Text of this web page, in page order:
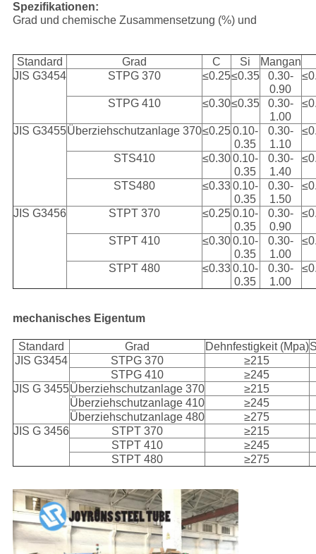
Spezifikationen:
Grad und chemische Zusammensetzung (%) und
Standard Grad C Si Mangan
JIS G3454
STPG 370 ≤0.25≤0.35
0.30-
0.90
STPG 410 ≤0.30≤0.35
0.30-
1.00
JIS G3455Überziehschutzanlage 370≤0.250.10-
0.35
0.30-
1.10
STS410 ≤0.300.10-
0.35
0.30-
1.40
STS480 ≤0.330.10-
0.35
0.30-
1.50
JIS G3456 STPT 370 ≤0.250.10-
0.35
0.30-
0.90
STPT 410 ≤0.300.10-
0.35
0.30-
1.00
STPT 480 ≤0.330.10-
0.35
0.30-
1.00
mechanisches Eigentum
Standard Grad Dehnfestigkeit (Mpa)
JIS G3454
STPG 370
≥215
STPG 410
≥245
JIS G 3455Überziehschutzanlage 370
≥215
Überziehschutzanlage 410
≥245
Überziehschutzanlage 480
≥275
JIS G 3456
STPT 370
≥215
STPT 410
≥245
STPT 480
≥275